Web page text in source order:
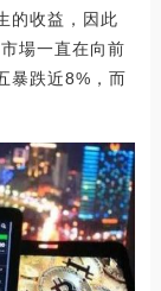
的收益，因此
場一直在向前
暴跌近8%，而